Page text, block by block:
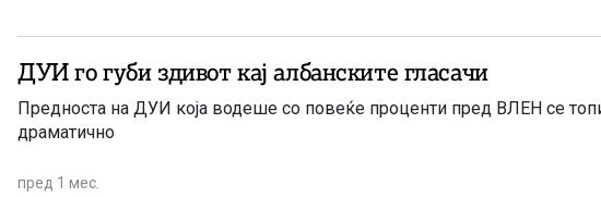
ДУИ го губи здивот кај албанските гласачи
Предноста на ДУИ која водеше со повеќе проценти пред ВЛЕН се
драматично
пред 1 мес.